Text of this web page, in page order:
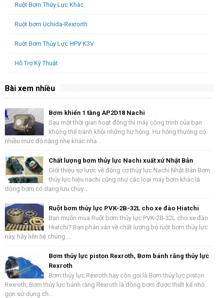
Ruột Bơm Thủy Lực Khác
Ruột bơm Uchida-Rexrorth
Ruột Bơm Thủy Lực HPV K3V
Hỗ Trợ Kỹ Thuật
Bài xem nhiều
Bơm khiển 1 tầng AP2D18 Nachi
Sau một thời gian hoạt động thì máy công trình của bạn
không thể tránh khỏi những hư hỏng. Hư hỏng thường có
nhiều mức độ nặng nhẹ khác nha...
Chất lượng bơm thủy lực Nachi xuất xứ Nhật Bản
Giới thiệu sơ lược về động cơ thủy lực Nachi Nhật Bản Bơm
thủy lực hiệu nachi cũng như các loại máy bơm khác là
dòng bơm có dạng lưu chuy...
Ruột bơm thủy lực PVK-2B-32L cho xe đào Hiatchi
Bạn muốn mua Ruột bơm thủy lực PVK-2B-32L cho xe đào
Hiatchi? Bạn phân vân về chất lượng bộ ruột bơm thủy lực
này, hãy liên hệ chúng ...
Bơm thủy lực piston Rexroth, Bơm bánh răng thủy lực
Rexroth
Bơm thủy lực Rexroth hay còn gọi là Bơm thủy lực piston
Rexroth, Bơm thủy lực bánh răng Rexroth là dòng bơm được thiết kế nhỏ
gọn sử dụng ch...